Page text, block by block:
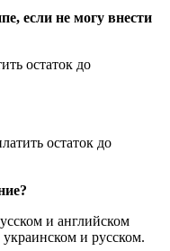
если не могу внести
остаток до
остаток до
и английском
и русском.